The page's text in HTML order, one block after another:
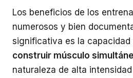
Los beneficios de los
numerosos y bien
significativa es la capacidad
construir músculo
naturaleza de alta